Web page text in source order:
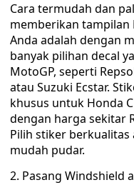
Cara termudah dan
memberikan tampilan
Anda adalah dengan
banyak pilihan decal
MotoGP, seperti
atau Suzuki Ecstar.
khusus untuk Honda
dengan harga sekitar
Pilih stiker
mudah pudar.
2. Pasang Windshield